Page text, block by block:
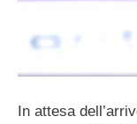
In attesa